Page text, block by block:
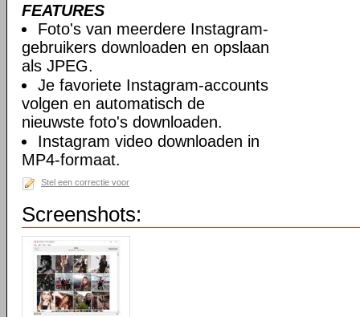
FEATURES
Foto's van meerdere Instagram-
gebruikers downloaden en opslaan
als JPEG.
Je favoriete Instagram-accounts
volgen en automatisch de
nieuwste foto's downloaden.
Instagram video downloaden in
MP4-formaat.
Stel een correctie voor
Screenshots: